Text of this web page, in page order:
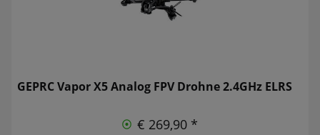
GEPRC Vapor X5 Analog FPV Drohne 2.4GHz ELRS
€ 269,90 *